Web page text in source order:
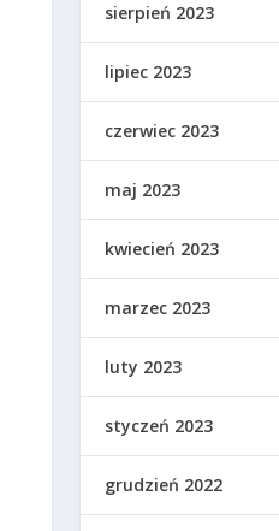
sierpień 2023
lipiec 2023
czerwiec 2023
maj 2023
kwiecień 2023
marzec 2023
luty 2023
styczeń 2023
grudzień 2022